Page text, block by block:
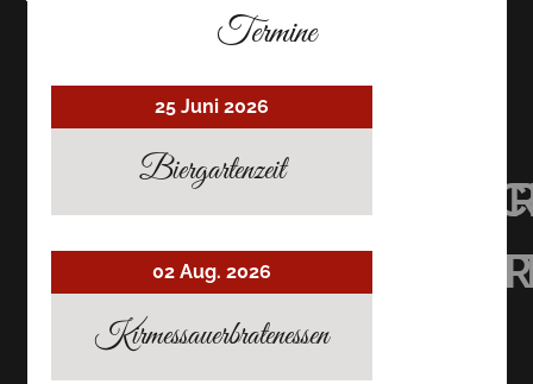
UHRMACHER’S
RESTAURANT
AUFAUFAUF
Termine
25 Juni 2026
Biergartenzeit
02 Aug. 2026
Kirmessauerbratenessen